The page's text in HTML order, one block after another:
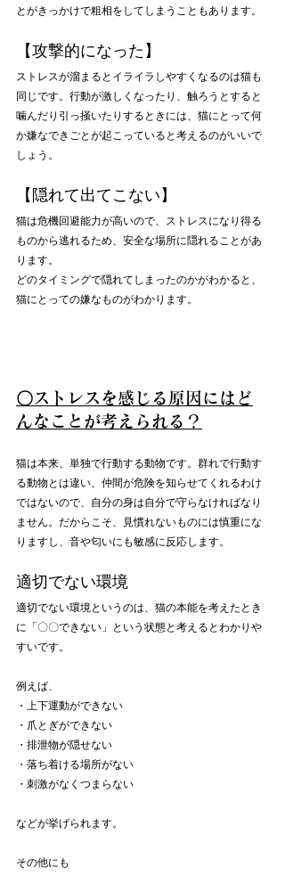
とがきっかけで粗相をしてしまうこともあります。
【攻撃的になった】
ストレスが溜まるとイライラしやすくなるのは猫も
同じです。行動が激しくなったり、触ろうとすると
噛んだり引っ掻いたりするときには、猫にとって何
か嫌なできごとが起こっていると考えるのがいいで
しょう。
【隠れて出てこない】
猫は危機回避能力が高いので、ストレスになり得る
ものから逃れるため、安全な場所に隠れることがあ
ります。
どのタイミングで隠れてしまったのかがわかると、
猫にとっての嫌なものがわかります。
〇ストレスを感じる原因にはど
んなことが考えられる？
猫は本来、単独で行動する動物です。群れで行動す
る動物とは違い、仲間が危険を知らせてくれるわけ
ではないので、自分の身は自分で守らなければなり
ません。だからこそ、見慣れないものには慎重にな
りますし、音や匂いにも敏感に反応します。
適切でない環境
適切でない環境というのは、猫の本能を考えたとき
に「〇〇できない」という状態と考えるとわかりや
すいです。
例えば、
・上下運動ができない
・爪とぎができない
・排泄物が隠せない
・落ち着ける場所がない
・刺激がなくつまらない
などが挙げられます。
その他にも